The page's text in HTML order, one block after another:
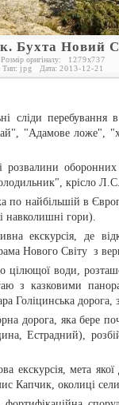
Бухта Новий
Розмір оригіналу: 1279x737
Тип: jpg Дата: 2013-12-21
сліди перебування
"Адамове ложе",
розвалини
крісло
по найбільшій в
навколишні гори).
екскурсія, де
Нового Світу з
цілющої води,
з казковими
Голіцинська дорога,
дорога, яка бере
Естрадний),
екскурсія, мета
Капчик, околиці